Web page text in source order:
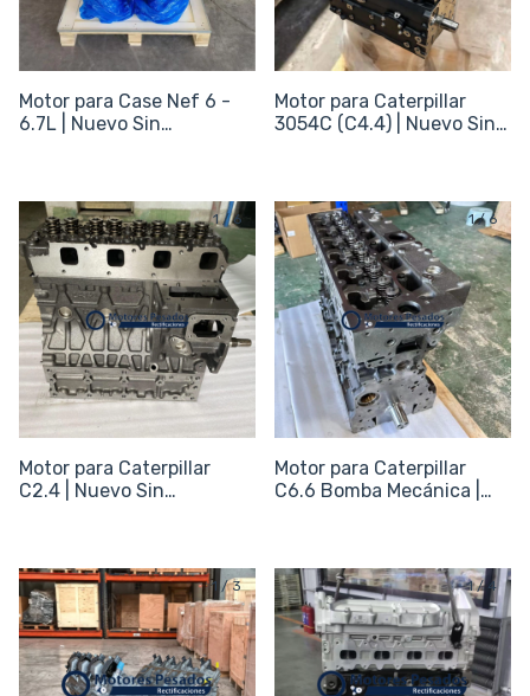
Motor para Case Nef 6 -
6.7L | Nuevo Sin
Motor para Caterpillar
3054C (C4.4) | Nuevo Sin
1/6
Motor para Caterpillar
C2.4 | Nuevo Sin
1/ 6
Motor para Caterpillar
C6.6 Bomba Mecánica |
1 /3 1/4